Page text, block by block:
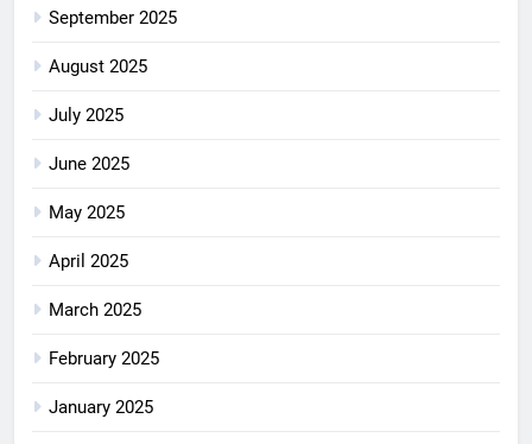
September 2025
August 2025
July 2025
June 2025
May 2025
April 2025
March 2025
February 2025
January 2025